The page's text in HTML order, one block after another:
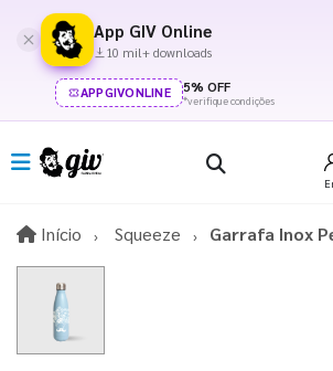
App GIV Online
10 mil+ downloads
APPGIVONLINE 5% OFF
*verifique condições
Início InícioSqueeze Garrafa Inox